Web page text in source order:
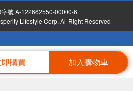
即購買 加入購物車
字號 A-122662550-00000-6
Lifestyle Corp. All Right Reserved